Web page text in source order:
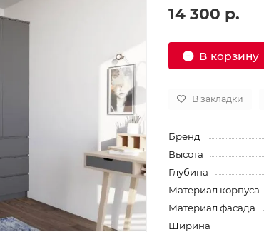
14 300 р.
В корзину
В закладки
Бренд
Высота
Глубина
Материал корпуса
Материал фасада
Ширина